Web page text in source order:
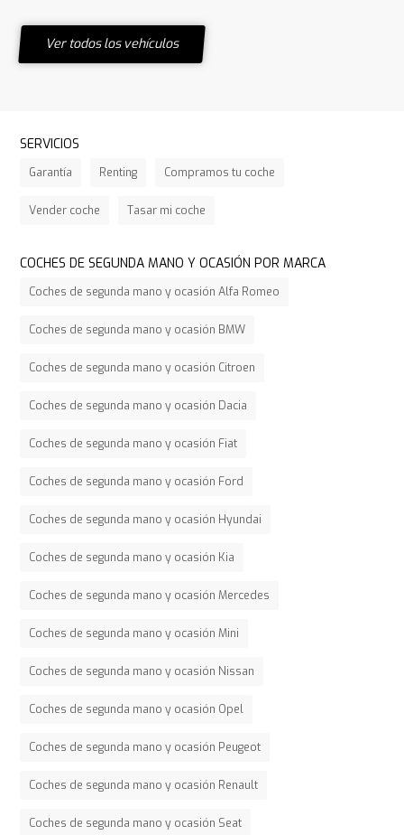
Ver todos los vehículos
SERVICIOS
Garantía Renting Compramos tu coche
Vender coche Tasar mi coche
COCHES DE SEGUNDA MANO Y OCASIÓN POR MARCA
Coches de segunda mano y ocasión Alfa Romeo
Coches de segunda mano y ocasión BMW
Coches de segunda mano y ocasión Citroen
Coches de segunda mano y ocasión Dacia
Coches de segunda mano y ocasión Fiat
Coches de segunda mano y ocasión Ford
Coches de segunda mano y ocasión Hyundai
Coches de segunda mano y ocasión Kia
Coches de segunda mano y ocasión Mercedes
Coches de segunda mano y ocasión Mini
Coches de segunda mano y ocasión Nissan
Coches de segunda mano y ocasión Opel
Coches de segunda mano y ocasión Peugeot
Coches de segunda mano y ocasión Renault
Coches de segunda mano y ocasión Seat